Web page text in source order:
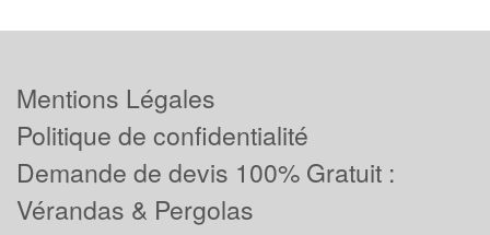
Mentions Légales
Politique de confidentialité
Demande de devis 100% Gratuit :
Vérandas & Pergolas